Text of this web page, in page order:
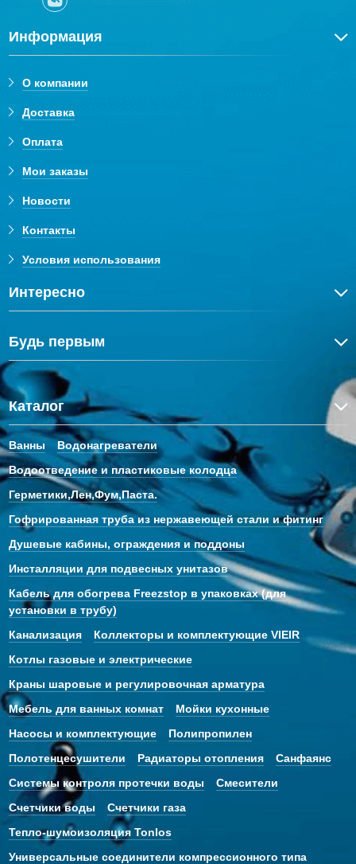
Информация
О компании
Доставка
Оплата
Мои заказы
Новости
Контакты
Условия использования
Интересно
Будь первым
Каталог
Ванны
Водонагреватели
Водоотведение и пластиковые колодца
Герметики,Лен,Фум,Паста.
Гофрированная труба из нержавеющей стали и фитинг
Душевые кабины, ограждения и поддоны
Инсталляции для подвесных унитазов
Кабель для обогрева Freezstop в упаковках (для
установки в трубу)
Канализация
Коллекторы и комплектующие VIEIR
Котлы газовые и электрические
Краны шаровые и регулировочная арматура
Мебель для ванных комнат
Мойки кухонные
Насосы и комплектующие
Полипропилен
Полотенцесушители
Радиаторы отопления
Санфаянс
Системы контроля протечки воды
Смесители
Счетчики воды
Счетчики газа
Тепло-шумоизоляция Tonlos
Универсальные соединители компрессионного типа